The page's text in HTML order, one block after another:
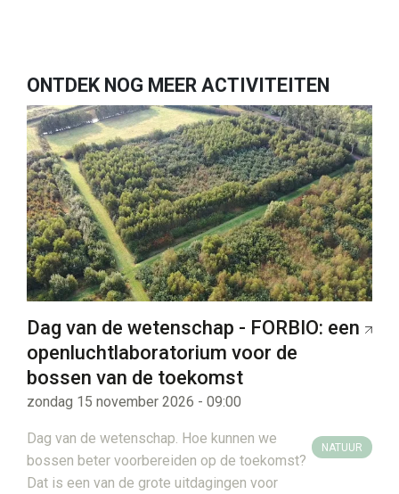
ONTDEK NOG MEER ACTIVITEITEN
Dag van de wetenschap - FORBIO: een
openluchtlaboratorium voor de
bossen van de toekomst
zondag 15 november 2026 - 09:00
Dag van de wetenschap. Hoe kunnen we
bossen beter voorbereiden op de toekomst?
Dat is een van de grote uitdagingen voor
NATUUR